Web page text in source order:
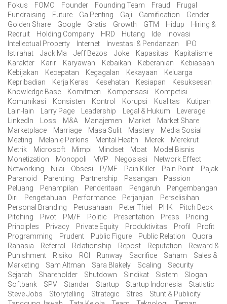
Fokus
FOMO Founder Founding Team Fraud
Frugal
Fundraising
Future Ga Penting Gaji Gamification
Gender
Golden Share
Google Gratis Growth GTM Hidup
Hiring &
Recruit
Holding Company HRD Hutang Ide
Inovasi
Intellectual Property
Internet Investasi & Pendanaan
IPO
Istirahat
Jack Ma Jeff Bezos Joke Kapasitas
Kapitalisme
Karakter
Karir Karyawan Kebaikan Keberanian
Kebiasaan
Kebijakan
Kecepatan Kegagalan Kekayaan
Keluarga
Kepribadian
Kerja Keras Kesehatan Kesiapan
Kesuksesan
Knowledge Base
Komitmen Kompensasi
Kompetisi
Komunikasi
Konsisten Kontrol Korupsi Kualitas
Kutipan
Lain-lain
Larry Page Leadership Legal & Hukum
Leverage
LinkedIn
Loss M&A Manajemen Market
Market Share
Marketplace
Marriage Masa Sulit Mastery
Media Sosial
Meeting
Melanie Perkins Mental Health Merek
Merekrut
Metrik
Microsoft Mimpi Mindset Moat
Model Bisnis
Monetization
Monopoli MVP Negosiasi
Network Effect
Networking
Nilai Obsesi P/MF Pain Killer Pain Point
Pajak
Paranoid
Parenting Partnership Pasangan
Passion
Peluang
Penampilan Penderitaan Pengaruh
Pengembangan
Diri
Pengetahuan Performance Perjanjian
Perselisihan
Personal Branding
Perusahaan Peter Thiel PHK
Pitch Deck
Pitching
Pivot PM/F Politic Presentation Press
Pricing
Principles
Privacy Private Equity Produktivitas Profil
Profit
Programming
Prudent Public Figure Public Relation
Quora
Rahasia
Referral Relationship Repost Reputation
Reward &
Punishment
Risiko ROI Runway Sacrifice Saham
Sales &
Marketing
Sam Altman Sara Blakely Scaling
Security
Sejarah
Shareholder Shutdown Sindikat Sistem
Slogan
Softbank
SPV Standar Startup Startup Indonesia
Statistic
Steve Jobs
Storytelling Strategic Stres
Stunt & Publicity